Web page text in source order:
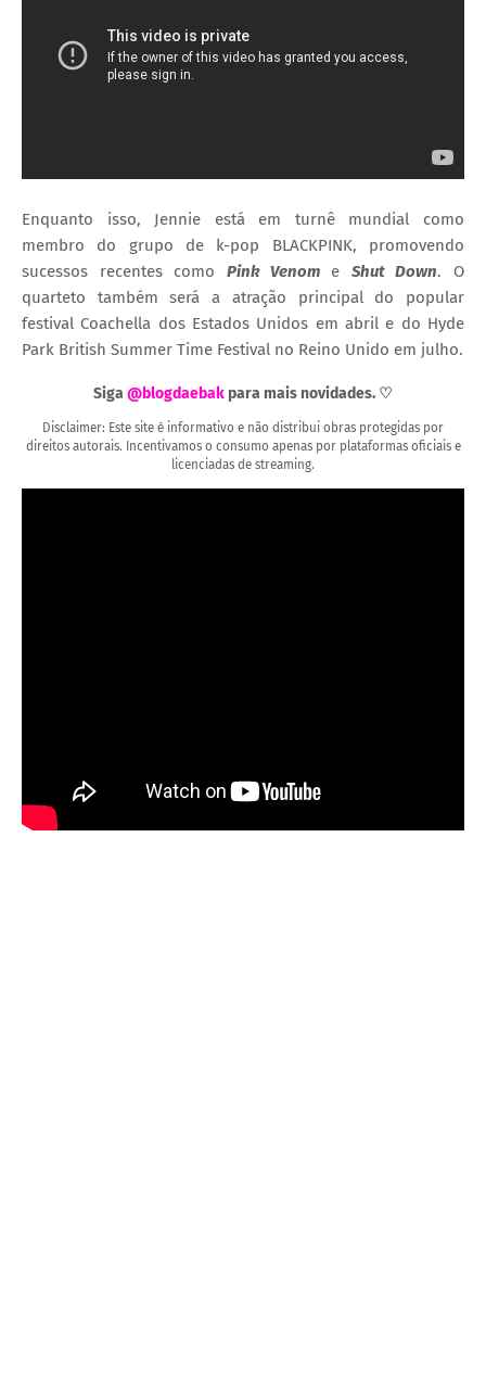
Enquanto isso, Jennie está em turnê mundial como
membro do grupo de k-pop BLACKPINK, promovendo
sucessos recentes como Pink Venome Shut Down. O
quarteto também será a atração principal do popular
festival Coachella dos Estados Unidos em abril e do Hyde
Park British Summer Time Festival no Reino Unido em julho.
Siga @blogdaebak para mais novidades. ♡
Disclaimer: Este site é informativo e não distribui obras protegidas por
direitos autorais. Incentivamos o consumo apenas por plataformas oficiais e
licenciadas de streaming.